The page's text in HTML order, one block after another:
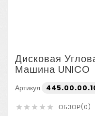
Дисковая
Машина UNICO
Артикул
     ОБЗОР(0)